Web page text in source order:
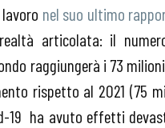
nel suo ultimo
articolata: il
raggiungerà i 73
rispetto al 2021 (75
19 ha avuto effetti